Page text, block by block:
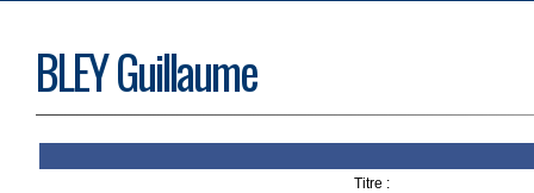
BLEY Guillaume
Titre :